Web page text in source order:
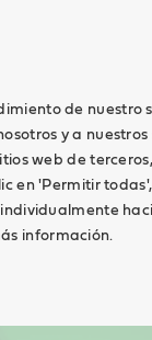
de nuestro
y a nuestros
web de
en 'Permitir
información.